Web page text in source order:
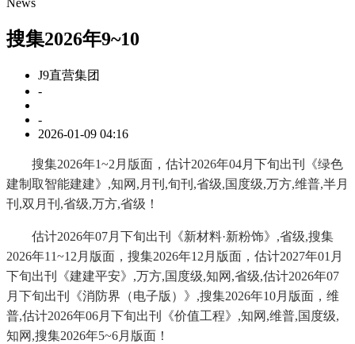
News
搜集2026年9~10
J9直营集团
-
-
2026-01-09 04:16
搜集2026年1~2月版面，估计2026年04月下旬出刊《绿色
建制取智能建建》,知网,月刊,旬刊,省级,国度级,万方,维普,半月
刊,双月刊,省级,万方,省级！
估计2026年07月下旬出刊《新材料·新粉饰》,省级,搜集
2026年11~12月版面，搜集2026年12月版面，估计2027年01月
下旬出刊《建建平安》,万方,国度级,知网,省级,估计2026年07
月下旬出刊《消防界（电子版）》,搜集2026年10月版面，维
普,估计2026年06月下旬出刊《价值工程》,知网,维普,国度级,
知网,搜集2026年5~6月版面！